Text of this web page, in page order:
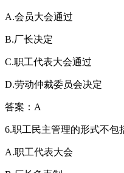
A.会员大会通过
B.厂长决定
C.职工代表大会通过
D.劳动仲裁委员会决定
答案：A
6.职工民主管理的形式不包
A.职工代表大会